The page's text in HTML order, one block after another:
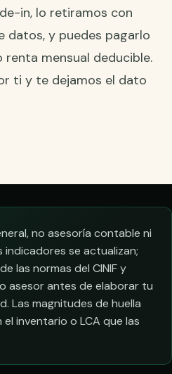
in, lo retiramos con
datos, y puedes pagarlo
renta mensual deducible.
ti y te dejamos el dato
no asesoría contable ni
indicadores se actualizan;
las normas del CINIF y
asesor antes de elaborar tu
Las magnitudes de huella
inventario o LCA que las